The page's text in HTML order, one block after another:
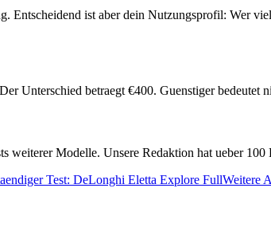
Entscheidend ist aber dein Nutzungsprofil: Wer
Unterschied betraegt €400. Guenstiger bedeutet
weiterer Modelle. Unsere Redaktion hat ueber
Test: DeLonghi Eletta Explore FullWeitere